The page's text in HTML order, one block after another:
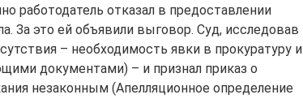
работодатель отказал в предоставлении
За это ей объявили выговор. Суд, исследовав
– необходимость явки в прокуратуру и
документами) – и признал приказ о
незаконным (Апелляционное определение